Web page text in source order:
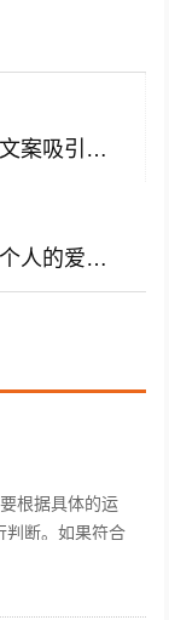
烧烤的朋友圈文案:怎么利用朋友圈文案吸引更多的人？要讲究什么方法
情侣想念文案:有哪些热恋中想念一个人的爱情句子？
根据具体的运
判断。如果符合
第七条所规定的